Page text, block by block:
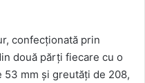
confecţionată prin
două părţi fiecare cu o
53 mm şi greutăţi de 208,